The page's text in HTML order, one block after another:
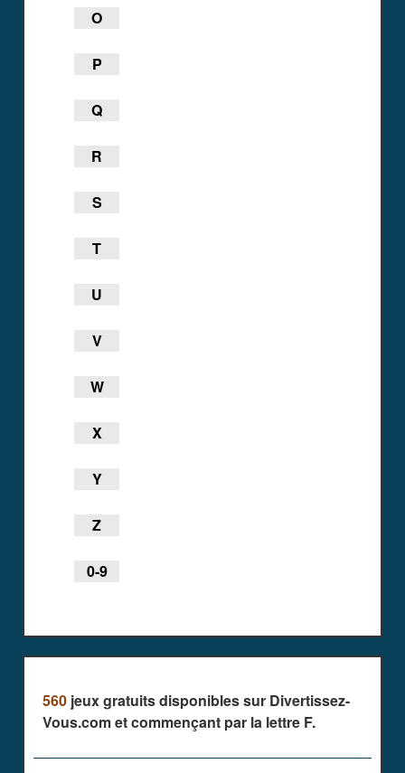
O
P
Q
R
S
T
U
V
W
X
Y
Z
0-9
560 jeux gratuits disponibles sur Divertissez-
Vous.com et commençant par la lettre F.